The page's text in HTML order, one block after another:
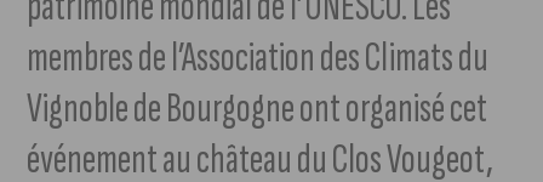
membres de l’Association des Climats du
Vignoble de Bourgogne ont organisé cet
événement au château du Clos Vougeot,